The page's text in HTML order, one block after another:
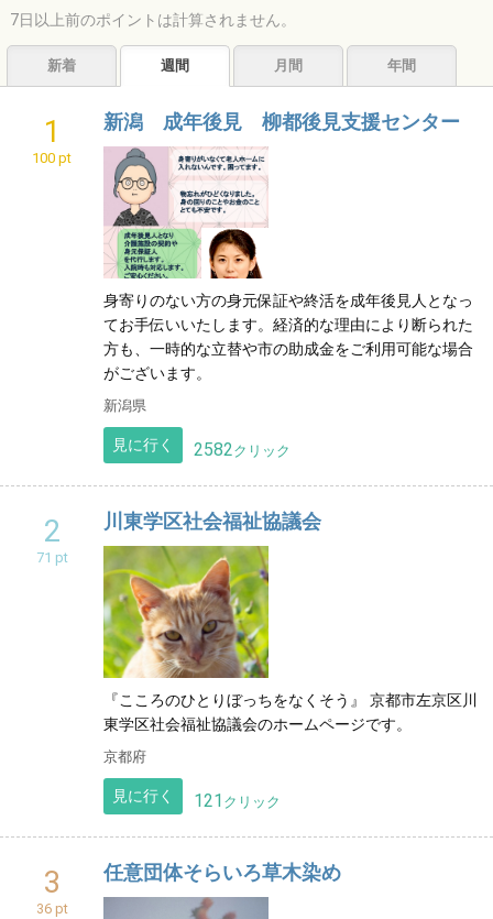
サービス 子育て 福祉
エンタメ アーティスト クリエイター その他
7日以上前のポイントは計算されません。
新着 週間 月間 年間
1
100 pt
新潟 成年後見 柳都後見支援センター
身寄りのない方の身元保証や終活を成年後見人となっ
てお手伝いいたします。経済的な理由により断られた
方も、一時的な立替や市の助成金をご利用可能な場合
がございます。
新潟県
見に行く 2582クリック
2
71 pt
川東学区社会福祉協議会
『こころのひとりぼっちをなくそう』 京都市左京区川
東学区社会福祉協議会のホームページです。
京都府
見に行く 121 クリック
3
36 pt
任意団体そらいろ草木染め